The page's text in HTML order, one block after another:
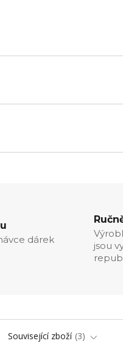
dárek
jsou
Související zboží 3